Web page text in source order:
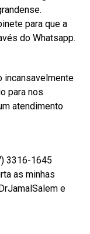
para que a
do Whatsapp.
incansavelmente
para nos
atendimento
3316-1645
as minhas
e